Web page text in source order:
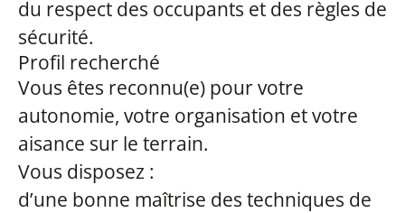
du respect des occupants et des règles de
sécurité.
Profil recherché
Vous êtes reconnu(e) pour votre
autonomie, votre organisation et votre
aisance sur le terrain.
Vous disposez :
d’une bonne maîtrise des techniques de